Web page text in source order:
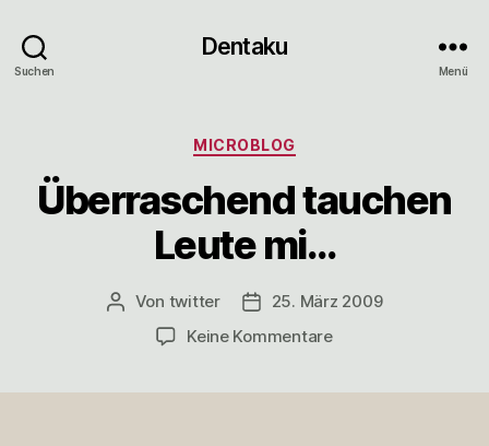
Suchen
Dentaku
Menü
Kategorien
MICROBLOG
Überraschend tauchen
Leute mi…
Beitragsautor
Von twitter Veröffentlichungsdatum
25. März 2009
Keine Kommentarezu